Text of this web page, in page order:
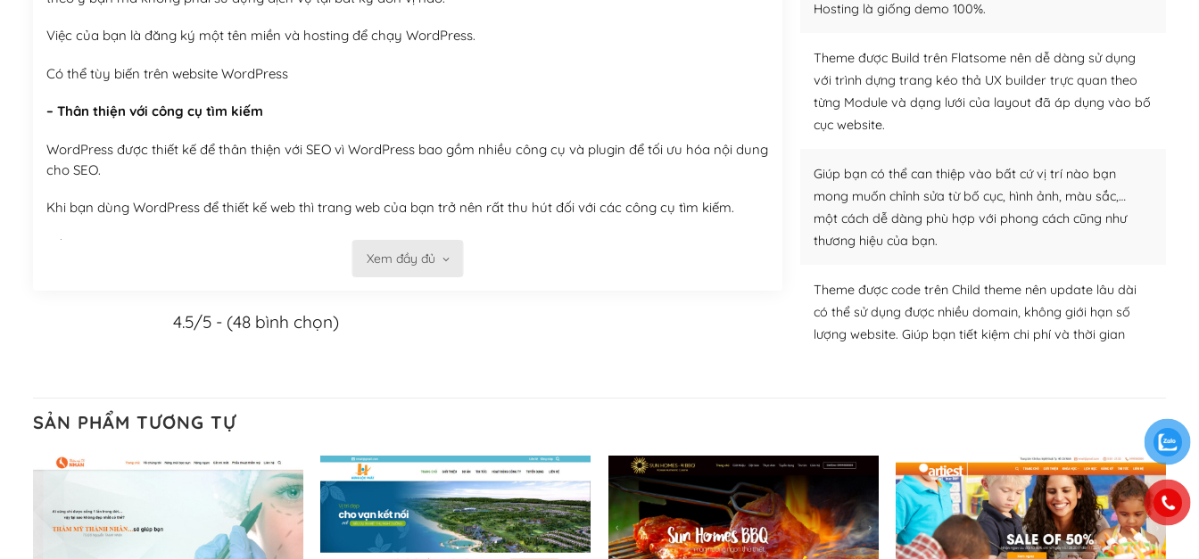
Việc của bạn là đăng ký một tên miền và hosting để chạy WordPress.
Có thể tùy biến trên website WordPress
– Thân thiện với công cụ tìm kiếm
WordPress được thiết kế để thân thiện với SEO vì WordPress bao gồm nhiều công cụ và plugin để tối ưu hóa nội dung
cho SEO.
Khi bạn dùng WordPress để thiết kế web thì trang web của bạn trở nên rất thu hút đối với các công cụ tìm kiếm.
Tối ưu hóa công cụ tìm kiếm
Khi bạn sử dụng WordPress, thì vấn đề giao diện của bạn trở nên dễ dàng và nhanh chóng. Với kho Theme
– Sở hữu một cộng đồng lớn, sẵn sàng hỗ trợ
WordPress là nơi lưu trữ cho một diễn đàn cộng đồng khổng lồ được kiểm duyệt bởi các nhân viên và những người
cuồng tín WordPress.
Xem đầy đủ
4.5/5 - (48 bình chọn)
Hosting là giống demo 100%.
Theme được Build trên Flatsome nên dễ dàng sử dụng
với trình dựng trang kéo thả UX builder trực quan theo
từng Module và dạng lưới của layout đã áp dụng vào bố
cục website.
Giúp bạn có thể can thiệp vào bất cứ vị trí nào bạn
mong muốn chỉnh sửa từ bố cục, hình ảnh, màu sắc,…
một cách dễ dàng phù hợp với phong cách cũng như
thương hiệu của bạn.
Theme được code trên Child theme nên update lâu dài
có thể sử dụng được nhiều domain, không giới hạn số
lượng website. Giúp bạn tiết kiệm chi phí và thời gian
SẢN PHẨM TƯƠNG TỰ